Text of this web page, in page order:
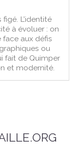
L’identité
à évoluer : on
face aux défis
ou
fait de Quimper
et modernité.